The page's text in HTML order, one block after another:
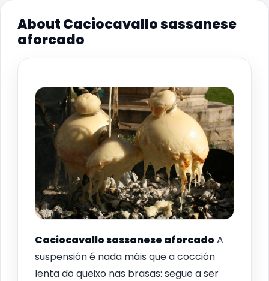
About Caciocavallo sassanese
aforcado
Caciocavallo sassanese aforcadoA
suspensión é nada máis que a cocción
lenta do queixo nas brasas: segue a ser